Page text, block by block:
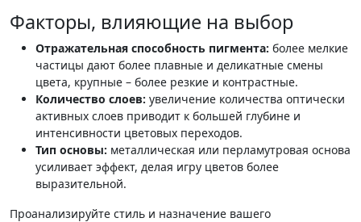
Факторы, влияющие на выбор
Отражательная способность пигмента: более мелкие
частицы дают более плавные и деликатные смены
цвета, крупные – более резкие и контрастные.
Количество слоев: увеличение количества оптически
активных слоев приводит к большей глубине и
интенсивности цветовых переходов.
Тип основы: металлическая или перламутровая основа
усиливает эффект, делая игру цветов более
выразительной.
Проанализируйте стиль и назначение вашего